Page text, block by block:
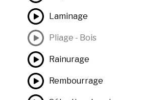
Laminage
Pliage - Bois
Rainurage
Rembourrage